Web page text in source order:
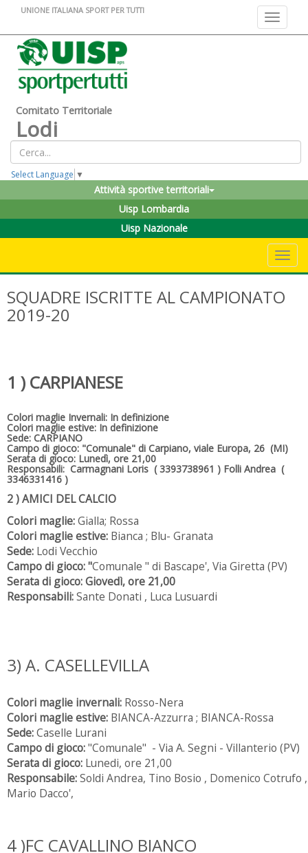
Toggle
UNIONE ITALIANA SPORT PER TUTTI
Comitato Territoriale
Lodi
Select Language ▼
Attività sportive territoriali
Uisp Lombardia
Uisp Nazionale
SQUADRE ISCRITTE AL CAMPIONATO
2019-20
1 ) CARPIANESE
Colori maglie Invernali: In definizione
Colori maglie estive: In definizione
Sede: CARPIANO
Campo di gioco: "Comunale" di Carpiano, viale Europa, 26 (MI)
Serata di gioco: Lunedì, ore 21,00
Responsabili: Carmagnani Loris ( 3393738961 ) Folli Andrea (
3346331416 )
2 ) AMICI DEL CALCIO
Colori maglie:Gialla; Rossa
Colori maglie estive: Bianca ; Blu- Granata
Sede: Lodi Vecchio
Campo di gioco: "Comunale " di Bascape', Via Giretta (PV)
Serata di gioco: Giovedì, ore 21,00
Responsabili:Sante Donati , Luca Lusuardi
3) A. CASELLEVILLA
Colori maglie invernali: Rosso-Nera
Colori maglie estive: BIANCA-Azzurra ; BIANCA-Rossa
Sede:Caselle Lurani
Campo di gioco:"Comunale" - Via A. Segni - Villanterio (PV)
Serata di gioco: Lunedi, ore 21,00
Responsabile:Soldi Andrea, Tino Bosio , Domenico Cotrufo ,
Mario Dacco',
4 )FC CAVALLINO BIANCO